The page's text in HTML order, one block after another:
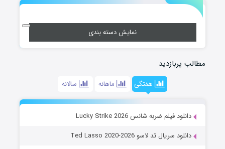
نمایش دسته بندی
مطالب پربازدید
هفتگی ماهانه سالانه
دانلود فیلم ضربه شانس Lucky Strike 2026
دانلود سریال تد لاسو Ted Lasso 2020-2026